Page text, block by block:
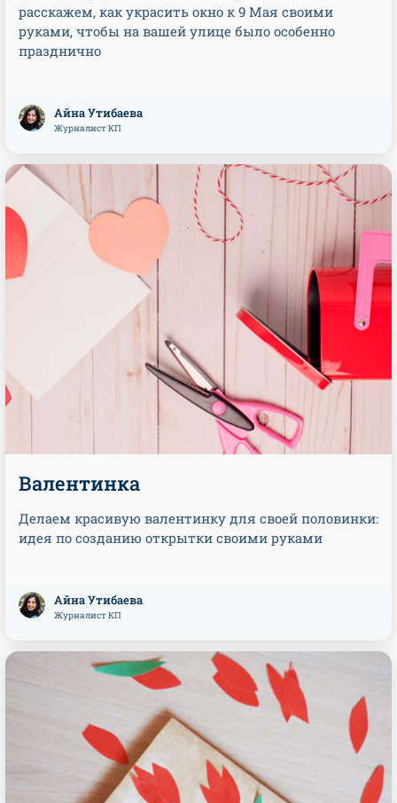
расскажем, как украсить окно к 9 Мая своими
руками, чтобы на вашей улице было особенно
празднично
Айна Утибаева
Журналист КП
Валентинка
Делаем красивую валентинку для своей половинки:
идея по созданию открытки своими руками
Айна Утибаева
Журналист КП